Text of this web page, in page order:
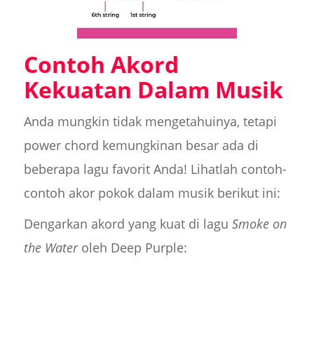
Contoh Akord
Kekuatan Dalam Musik
Anda mungkin tidak mengetahuinya, tetapi
power chord kemungkinan besar ada di
beberapa lagu favorit Anda! Lihatlah contoh-
contoh akor pokok dalam musik berikut ini:
Dengarkan akord yang kuat di lagu Smoke on
the Wateroleh Deep Purple: